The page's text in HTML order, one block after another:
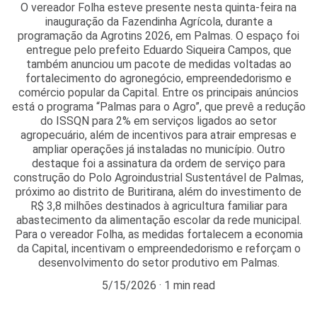
O vereador Folha esteve presente nesta quinta-feira na
inauguração da Fazendinha Agrícola, durante a
programação da Agrotins 2026, em Palmas. O espaço foi
entregue pelo prefeito Eduardo Siqueira Campos, que
também anunciou um pacote de medidas voltadas ao
fortalecimento do agronegócio, empreendedorismo e
comércio popular da Capital. Entre os principais anúncios
está o programa “Palmas para o Agro”, que prevê a redução
do ISSQN para 2% em serviços ligados ao setor
agropecuário, além de incentivos para atrair empresas e
ampliar operações já instaladas no município. Outro
destaque foi a assinatura da ordem de serviço para
construção do Polo Agroindustrial Sustentável de Palmas,
próximo ao distrito de Buritirana, além do investimento de
R$ 3,8 milhões destinados à agricultura familiar para
abastecimento da alimentação escolar da rede municipal.
Para o vereador Folha, as medidas fortalecem a economia
da Capital, incentivam o empreendedorismo e reforçam o
desenvolvimento do setor produtivo em Palmas.
5/15/2026
1 min read